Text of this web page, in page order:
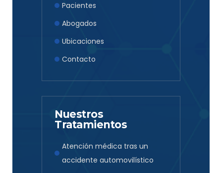
Pacientes
Abogados
Ubicaciones
Contacto
Nuestros
Tratamientos
Atención médica tras un
accidente automovilístico